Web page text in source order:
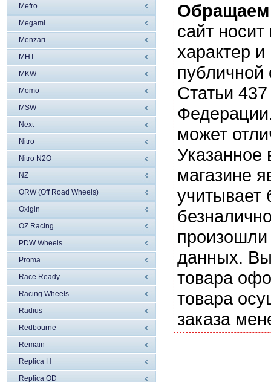
Mefro
Megami
Menzari
MHT
MKW
Momo
MSW
Next
Nitro
Nitro N2O
NZ
ORW (Off Road Wheels)
Oxigin
OZ Racing
PDW Wheels
Proma
Race Ready
Racing Wheels
Radius
Redbourne
Remain
Replica H
Replica OD
сайт
характер
Статьи
может
магазине
учитывает
данных. Вы
товара
товара
заказа